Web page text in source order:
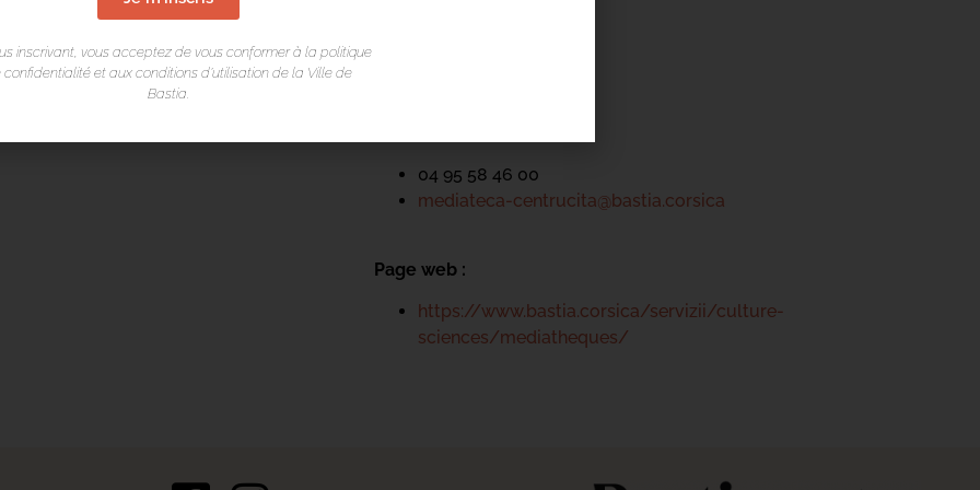
04 95 58 46 00
mediateca-centrucita@bastia.corsica
Page web :
https://www.bastia.corsica/servizii/culture-
sciences/mediatheques/
inscrivant, vous acceptez de vous conformer à la politique
confidentialité et aux conditions d’utilisation de la Ville de
Bastia.